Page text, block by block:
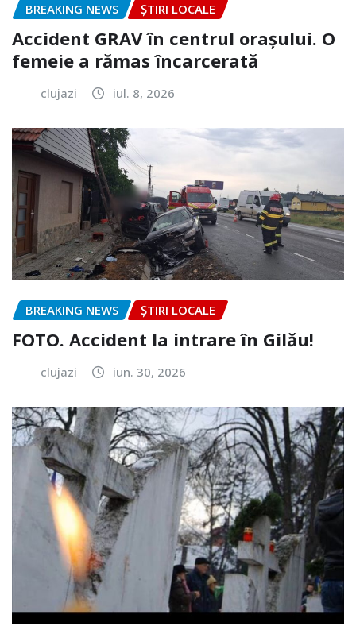
BREAKING NEWS ȘTIRI LOCALE
Accident GRAV în centrul orașului. O
femeie a rămas încarcerată
clujazi iul. 8, 2026
BREAKING NEWS ȘTIRI LOCALE
FOTO. Accident la intrare în Gilău!
clujazi iun. 30, 2026